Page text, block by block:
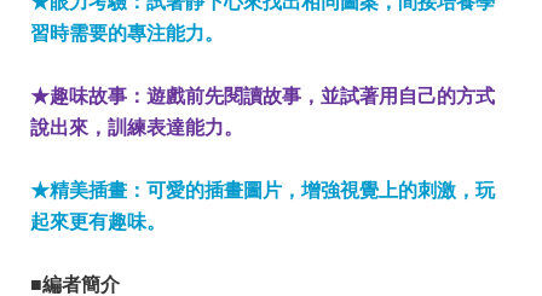
習時需要的專注能力。
★趣味故事：遊戲前先閱讀故事，並試著用自己的方式
說出來，訓練表達能力。
★精美插畫：可愛的插畫圖片，增強視覺上的刺激，玩
起來更有趣味。
■編者簡介